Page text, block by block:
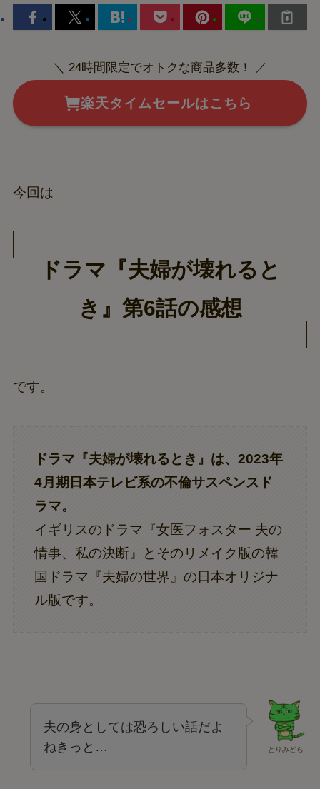
＼ 24時間限定でオトクな商品多数！ ／
楽天タイムセールはこちら
今回は
ドラマ『夫婦が壊れると
き』第6話の感想
です。
ドラマ『夫婦が壊れるとき』は、2023年
4月期日本テレビ系の不倫サスペンスド
ラマ。
イギリスのドラマ『女医フォスター 夫の
情事、私の決断』とそのリメイク版の韓
国ドラマ『夫婦の世界』の日本オリジナ
ル版です。
とりみどら
夫の身としては恐ろしい話だよ
ねきっと…